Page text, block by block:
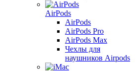
AirPods
AirPods
AirPods Pro
AirPods Max
Чехлы для
наушников Airpods